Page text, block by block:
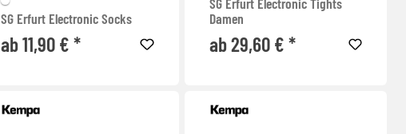
SG Erfurt Electronic Socks
ab 11,90 € *
SG Erfurt Electronic Tights
Damen
ab 29,60 € *